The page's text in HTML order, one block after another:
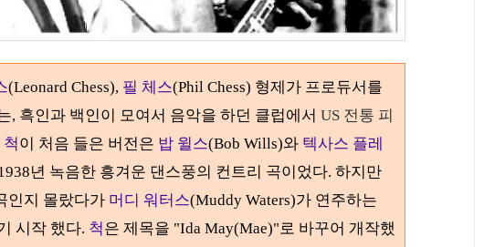
(Leonard Chess), 필 체스(Phil Chess) 형제가 프로듀서를
, 흑인과 백인이 모여서 음악을 하던 클럽에서 US 전통 피
척이 처음 들은 버전은 밥 윌스(Bob Wills)와 텍사스 플레
년 녹음한 흥겨운 댄스풍의 컨트리 곡이었다. 하지만
인지 몰랐다가 머디 워터스(Muddy Waters)가 연주하는
시작 했다. 척은 제목을 "Ida May(Mae)"로 바꾸어 개작했